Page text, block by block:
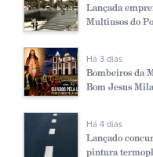
Lançada
Multiusos do
Há 3 dias
Bombeiros da
Bom Jesus
Há 4 dias
Lançado
pintura